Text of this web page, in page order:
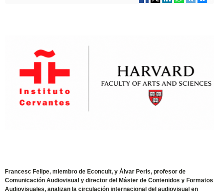
Francesc Felipe, miembro de Econcult, y Àlvar Peris, profesor de
Comunicación Audiovisual y director del Máster de Contenidos y Formatos
Audiovisuales, analizan la circulación internacional del audiovisual en